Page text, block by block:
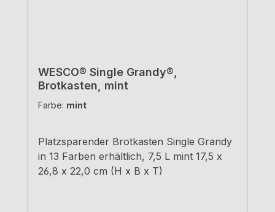
WESCO® Single Grandy®,
Brotkasten, mint
Farbe: mint
Platzsparender Brotkasten Single Grandy
in 13 Farben erhältlich, 7,5 L mint 17,5 x
26,8 x 22,0 cm (H x B x T)